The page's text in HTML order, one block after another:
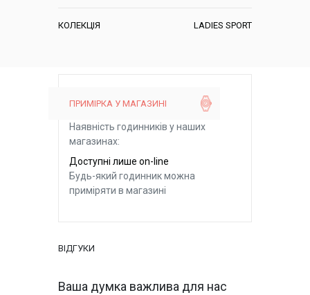
КОЛЕКЦІЯ LADIES SPORT
ПРИМІРКА У МАГАЗИНІ
Наявність годинників у наших
магазинах:
Доступні лише on-line
Будь-який годинник можна
приміряти в магазині
ВІДГУКИ
Ваша думка важлива для нас